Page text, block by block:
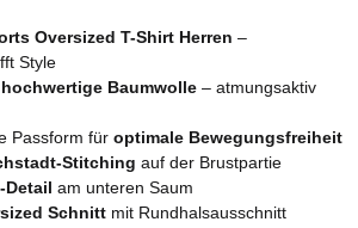
Oversized T-Shirt Herren –
Style
hochwertige Baumwolle – atmungsaktiv
Passform für optimale Bewegungsfreiheit
Stitching auf der Brustpartie
Detail am unteren Saum
Schnitt mit Rundhalsausschnitt